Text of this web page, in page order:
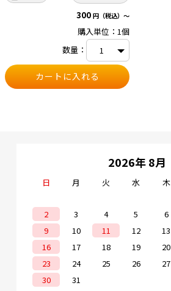
300 円（税込）～
購入単位：1個
数量：
2026年 8月
日 月 火 水 木
2
3 4 5 6
9
10 11 12 13
16
17 18 19 20
23
24 25 26 27
30
31